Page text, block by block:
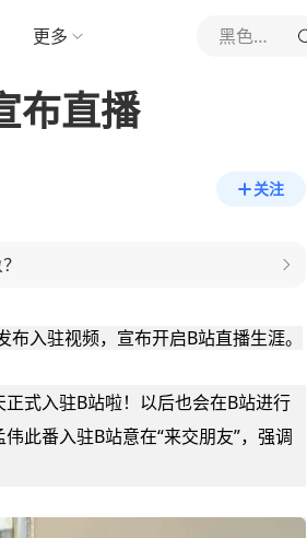
更多 黑色玫瑰
布直播
关注
入驻视频，宣布开启B站直播生涯。
正式入驻B站啦！以后也会在B站进行
此番入驻B站意在“来交朋友”，强调